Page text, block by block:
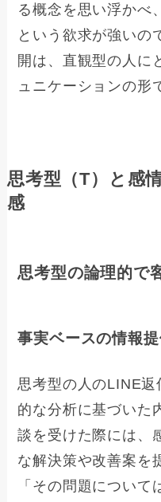
る概念を思い浮かべ
という欲求が強いの
開は、直観型の人に
ュニケーションの形
思考型（T）と感
感
思考型の論理的で
事実ベースの情報
思考型の人のLINE返
的な分析に基づいた
談を受けた際には、
な解決策や改善案を
「その問題につい